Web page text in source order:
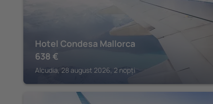
Hotel Condesa Mallorca
638 €
Alcudia, 28 august 2026, 2 nopți